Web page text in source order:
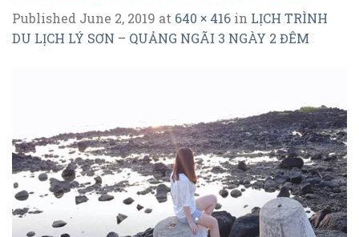
Published June 2, 2019 at 640 × 416 in LỊCH TRÌNH
DU LỊCH LÝ SƠN – QUẢNG NGÃI 3 NGÀY 2 ĐÊM